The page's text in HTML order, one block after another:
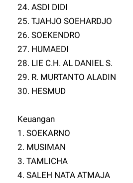
24. ASDI DIDI
25. TJAHJO SOEHARDJO
26. SOEKENDRO
27. HUMAEDI
28. LIE C.H. AL DANIEL S.
29. R. MURTANTO ALADIN
30. HESMUD
Keuangan
1. SOEKARNO
2. MUSIMAN
3. TAMLICHA
4. SALEH NATA ATMAJA